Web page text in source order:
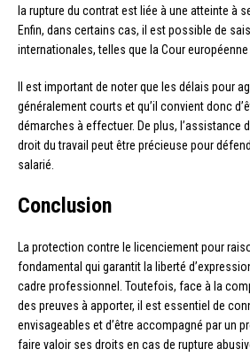
la rupture du contrat est liée à une atteinte à
Enfin, dans certains cas, il est possible de
internationales, telles que la Cour européenne
Il est important de noter que les délais pour
généralement courts et qu’il convient donc
démarches à effectuer. De plus, l’assistance
droit du travail peut être précieuse pour
salarié.
Conclusion
La protection contre le licenciement pour
fondamental qui garantit la liberté
cadre professionnel. Toutefois, face à la
des preuves à apporter, il est essentiel de
envisageables et d’être accompagné par un
faire valoir ses droits en cas de rupture